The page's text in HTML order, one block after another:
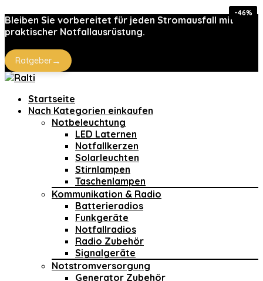
Bleiben Sie vorbereitet für jeden Stromausfall mit
praktischer Notfallausrüstung.
Ratgeber→
Startseite
Nach Kategorien einkaufen
Notbeleuchtung
LED Laternen
Notfallkerzen
Solarleuchten
Stirnlampen
Taschenlampen
Kommunikation & Radio
Batterieradios
Funkgeräte
Notfallradios
Radio Zubehör
Signalgeräte
Notstromversorgung
Generator Zubehör
-17%
-17%
-80%
-70%
-37%
-46%